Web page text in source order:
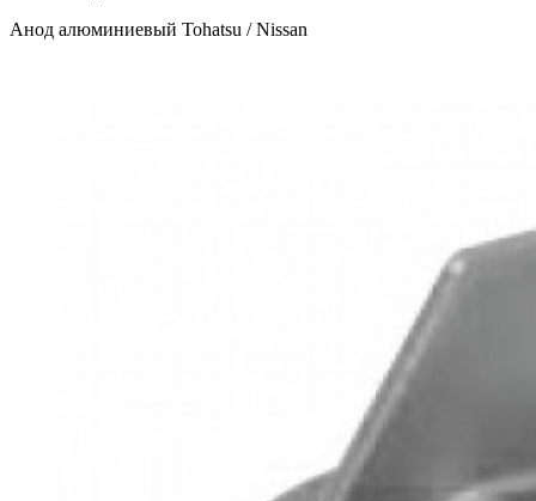
Анод алюминиевый Tohatsu / Nissan